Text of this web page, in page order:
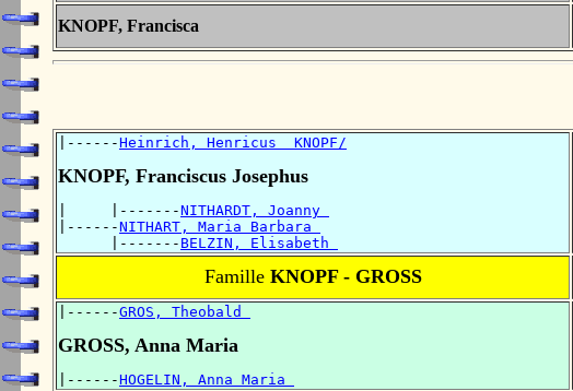
KNOPF, Francisca
|------Heinrich, Henricus  KNOPF/
KNOPF, Franciscus Josephus
|     |-------NITHARDT, Joanny
|------NITHART, Maria Barbara
      |-------
BELZIN, Elisabeth
Famille KNOPF - GROSS
|------GROS, Theobald
GROSS, Anna Maria
|------HOGELIN, Anna Maria